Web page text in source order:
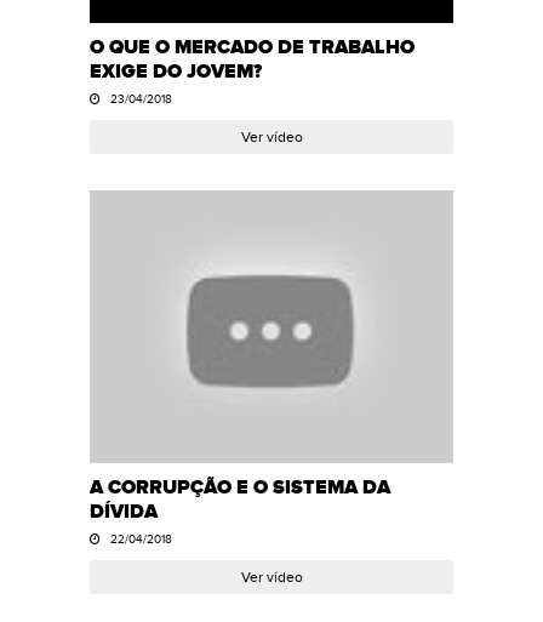
O QUE O MERCADO DE TRABALHO
EXIGE DO JOVEM?
23/04/2018
Ver vídeo
A CORRUPÇÃO E O SISTEMA DA
DÍVIDA
22/04/2018
Ver vídeo